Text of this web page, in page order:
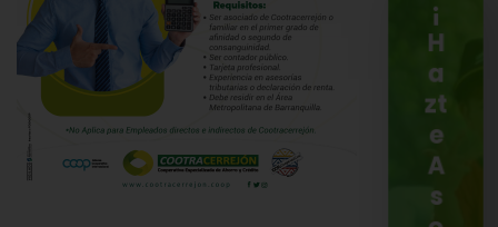
¡
H
a
zt
e
A
s